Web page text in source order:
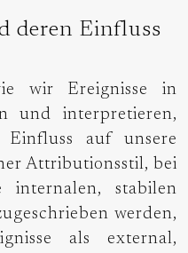
deren Einfluss
wir Ereignisse in
und interpretieren,
auf unsere
Attributionsstil, bei
internalen, stabilen
werden,
als external,